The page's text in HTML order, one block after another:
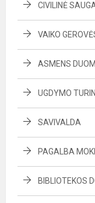
CIVILINĖ
VAIKO
ASMENS
UGDYMO
SAVIVALDA
PAGALBA
BIBLIOTEKOS